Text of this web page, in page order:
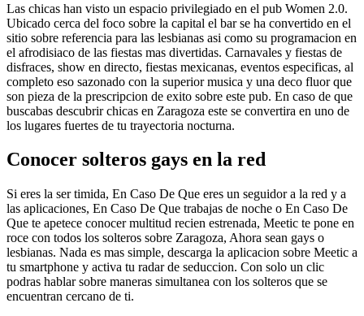
Las chicas han visto un espacio privilegiado en el pub Women 2.0.
Ubicado cerca del foco sobre la capital el bar se ha convertido en el
sitio sobre referencia para las lesbianas asi­ como su programacion en
el afrodisiaco de las fiestas mas divertidas. Carnavales y fiestas de
disfraces, show en directo, fiestas mexicanas, eventos especificas, al
completo eso sazonado con la superior musica y una deco fluor que
son pieza de la prescripcion de exito sobre este pub. En caso de que
buscabas descubrir chicas en Zaragoza este se convertira en uno de
los lugares fuertes de tu trayectoria nocturna.
Conocer solteros gays en la red
Si eres la ser timida, En Caso De Que eres un seguidor a la red y a
las aplicaciones, En Caso De Que trabajas de noche o En Caso De
Que te apetece conocer multitud recien estrenada, Meetic te pone en
roce con todos los solteros sobre Zaragoza, Ahora sean gays o
lesbianas. Nada es mas simple, descarga la aplicacion sobre Meetic a
tu smartphone y activa tu radar de seduccion. Con solo un clic
podras hablar sobre maneras simultanea con los solteros que se
encuentran cercano de ti.